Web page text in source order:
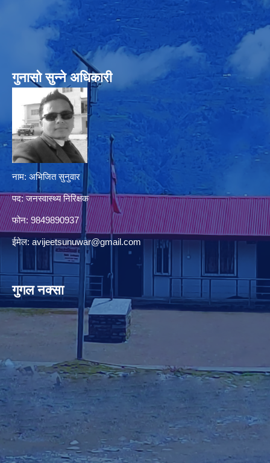
गुनासो सुन्‍ने अधिकारी
नाम: अभिजित सुनुवार
पद: जनस्वास्थ्य निरिक्षक
फोन: 9849890937
ईमेल: avijeetsunuwar@gmail.com
गुगल नक्सा
premium bootstrap themes